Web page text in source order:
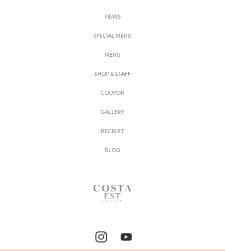
NEWS
SPECIAL MENU
MENU
SHOP & STAFF
COUPON
GAL L ERY
RECRUIT
BL OG